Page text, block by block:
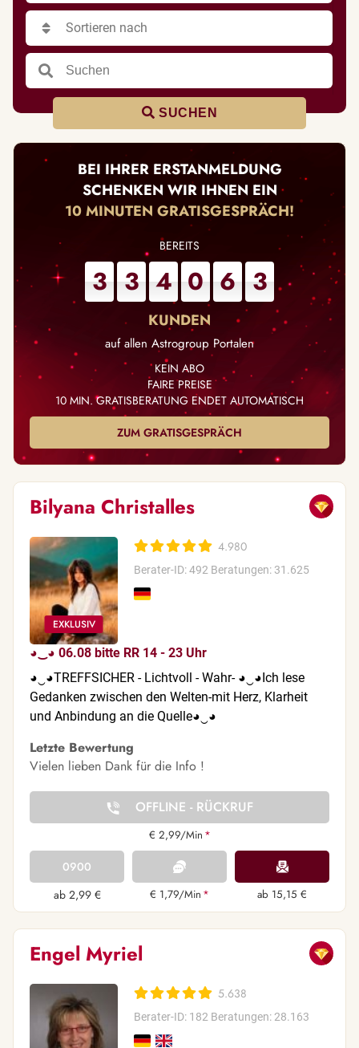
SUCHEN
BEI IHRER ERSTANMELDUNG
SCHENKEN WIR IHNEN EIN
10 MINUTEN GRATISGESPRÄCH!
3 3 4 0 6 3
auf allen Astrogroup Portalen
KEIN ABO
FAIRE PREISE
10 MIN. GRATISBERATUNG ENDET AUTOMATISCH
ZUM GRATISGESPRÄCH
Bilyana Christalles
4.980
Berater-ID: 492 Beratungen: 31.625
◕‿◕ 06.08 bitte RR 14 - 23 Uhr
◕‿◕TREFFSICHER - Lichtvoll - Wahr- ◕‿◕Ich lese
Gedanken zwischen den Welten-mit Herz, Klarheit
und Anbindung an die Quelle◕‿◕
Letzte Bewertung
Vielen lieben Dank für die Info !
OFFLINE - RÜCKRUF
€ 2,99/Min *
0900
ab 2,99 €
€ 1,79/Min * ab 15,15 €
Engel Myriel
5.638
Berater-ID: 182 Beratungen: 28.163